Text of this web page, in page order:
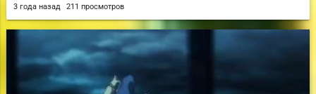
3 года назад 211 просмотров